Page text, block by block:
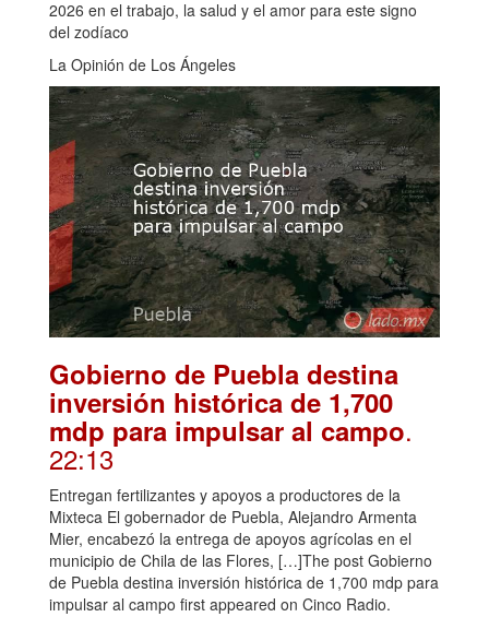
2026 en el trabajo, la salud y el amor para este signo
del zodíaco
La Opinión de Los Ángeles
Gobierno de Puebla destina
inversión histórica de 1,700
mdp para impulsar al campo.
22:13
Entregan fertilizantes y apoyos a productores de la
Mixteca El gobernador de Puebla, Alejandro Armenta
Mier, encabezó la entrega de apoyos agrícolas en el
municipio de Chila de las Flores, […]The post Gobierno
de Puebla destina inversión histórica de 1,700 mdp para
impulsar al campo first appeared on Cinco Radio.